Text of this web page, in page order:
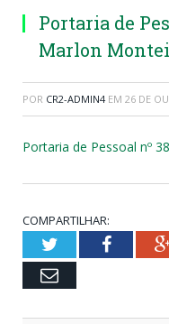
Portaria de
Marlon
POR CR2-ADMIN4 EM 26 DE
Portaria de Pessoal nº
COMPARTILHAR:
Twitter
Email